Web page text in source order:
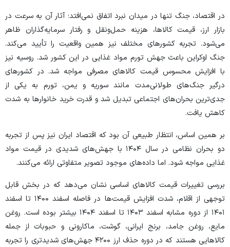
در اقتصاد، جنگ تنها در میدان نبرد اتفاق نمی‌افتد؛ آثار آن به سرعت در
بازار ارز، قیمت کالاها، هزینه حمل‌ونقل و رفتار سرمایه‌گذاران ظاهر
می‌شود. تجربه کشور‌های مختلف نیز همین واقعیت را تأیید می‌کند.
جنگ اوکراین باعث جهش تورم مواد غذایی در این کشور شد. روسیه نیز
با افزایش محسوس قیمت کالا‌های مصرفی مواجه شد. در کشور‌های
درگیر جنگ‌های طولانی‌مدت مانند سوریه و یمن، تورم به یکی از
جدی‌ترین بحران‌های اجتماعی تبدیل شد و قدرت خرید خانوار‌ها به شدت
کاهش یافت.
بر همین اساس، انتظار طبیعی آن بود که اقتصاد ایران نیز پس از تجربه
دو بحران نظامی در سال ۱۴۰۴ با جهش‌های شدیدی در قیمت مواد
غذایی مواجه شود. اما داده‌های موجود تصویر متفاوتی ارائه می‌کنند.
بررسی تغییرات قیمت کالا‌های اساسی نشان می‌دهد که در بخش قابل
توجهی از اقلام، شدت افزایش قیمت‌ها در فاصله اسفند ۱۴۰۰ تا اسفند
۱۴۰۱ از دوره مشابه اسفند ۱۴۰۳ تا اسفند ۱۴۰۴ بیشتر بوده است. روغن
مایع، روغن جامد، برنج ایرانی، گوشت، ماکارونی و حبوبات از جمله
کالا‌هایی هستند که در دوره حذف ارز ۴۲۰۰ جهش‌های شدیدتری را تجربه